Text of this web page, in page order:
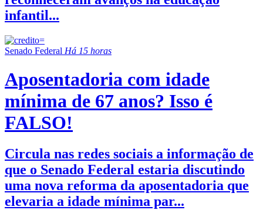
infantil...
Senado Federal Há 15 horas
Aposentadoria com idade
mínima de 67 anos? Isso é
FALSO!
Circula nas redes sociais a informação de
que o Senado Federal estaria discutindo
uma nova reforma da aposentadoria que
elevaria a idade mínima par...